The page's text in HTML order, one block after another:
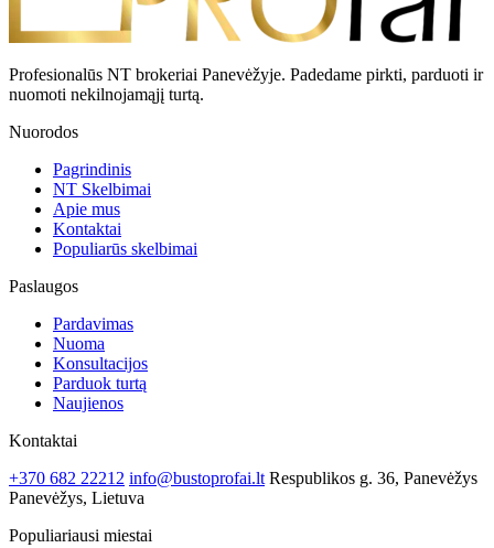
Profesionalūs NT brokeriai Panevėžyje. Padedame pirkti, parduoti ir
nuomoti nekilnojamąjį turtą.
Nuorodos
Pagrindinis
NT Skelbimai
Apie mus
Kontaktai
Populiarūs skelbimai
Paslaugos
Pardavimas
Nuoma
Konsultacijos
Parduok turtą
Naujienos
Kontaktai
+370 682 22212 info@bustoprofai.lt Respublikos g. 36, Panevėžys
Panevėžys, Lietuva
Populiariausi miestai